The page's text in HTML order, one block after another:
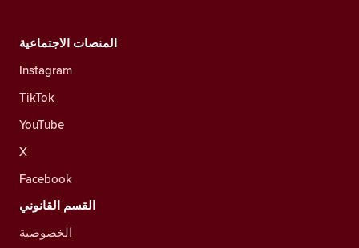
المنصات الاجتماعية
Instagram
TikTok
YouTube
X
Facebook
القسم القانوني
الخصوصية